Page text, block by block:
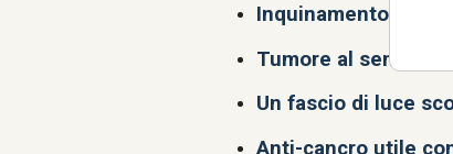
Inquinamento da
Tumore al seno,
Un fascio di luce
Anti-cancro utile